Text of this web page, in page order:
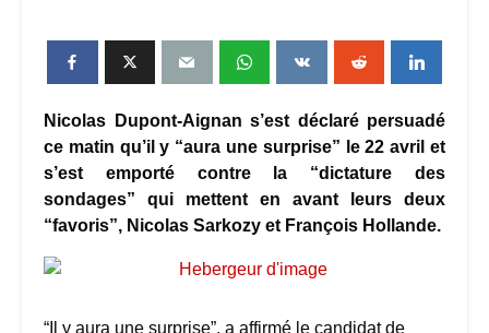
Nicolas Dupont-Aignan s’est déclaré persuadé
ce matin qu’il y “aura une surprise” le 22 avril et
s’est emporté contre la “dictature des
sondages” qui mettent en avant leurs deux
“favoris”, Nicolas Sarkozy et François Hollande.
“Il y aura une surprise”, a affirmé le candidat de